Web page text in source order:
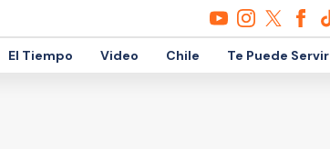
El Tiempo Video Chile Te Puede Servir